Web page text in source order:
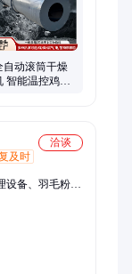
自动滚筒干燥
智能温控鸡粪
洽谈
及时
设备、羽毛粉设
病死牛无害化